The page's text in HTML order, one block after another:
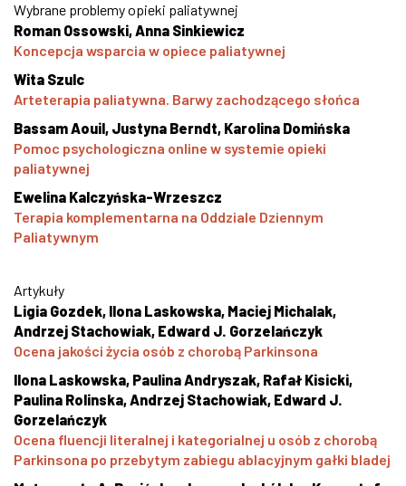
Wybrane problemy opieki paliatywnej
Roman Ossowski, Anna Sinkiewicz
Koncepcja wsparcia w opiece paliatywnej
Wita Szulc
Arteterapia paliatywna. Barwy zachodzącego słońca
Bassam Aouil, Justyna Berndt, Karolina Domińska
Pomoc psychologiczna online w systemie opieki
paliatywnej
Ewelina Kalczyńska-Wrzeszcz
Terapia komplementarna na Oddziale Dziennym
Paliatywnym
Artykuły
Ligia Gozdek, Ilona Laskowska, Maciej Michalak,
Andrzej Stachowiak, Edward J. Gorzelańczyk
Ocena jakości życia osób z chorobą Parkinsona
Ilona Laskowska, Paulina Andryszak, Rafał Kisicki,
Paulina Rolinska, Andrzej Stachowiak, Edward J.
Gorzelańczyk
Ocena fluencji literalnej i kategorialnej u osób z chorobą
Parkinsona po przebytym zabiegu ablacyjnym gałki bladej